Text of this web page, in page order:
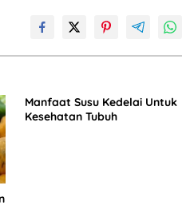
Manfaat Susu Kedelai Untuk
Kesehatan Tubuh